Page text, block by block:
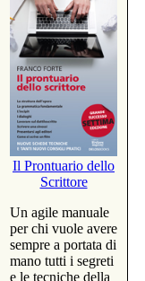
Il Prontuario dello
Scrittore
Un agile manuale
per chi vuole avere
sempre a portata di
mano tutti i segreti
e le tecniche della